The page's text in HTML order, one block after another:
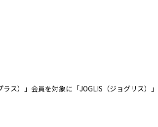
）」会員を対象に「JOGLIS（ジョグリス）